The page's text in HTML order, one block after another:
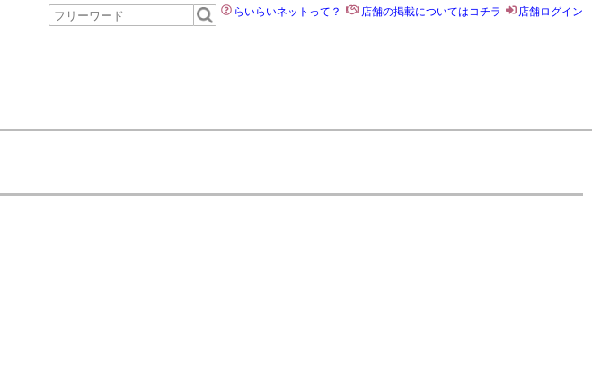
らいらいネットって？ 店舗の掲載についてはコチラ 店舗ログイン